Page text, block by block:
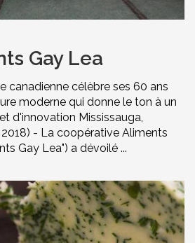
Gay Lea
canadienne célèbre ses 60 ans
moderne qui donne le ton à un
d'innovation Mississauga,
- La coopérative Aliments
Gay Lea") a dévoilé ...